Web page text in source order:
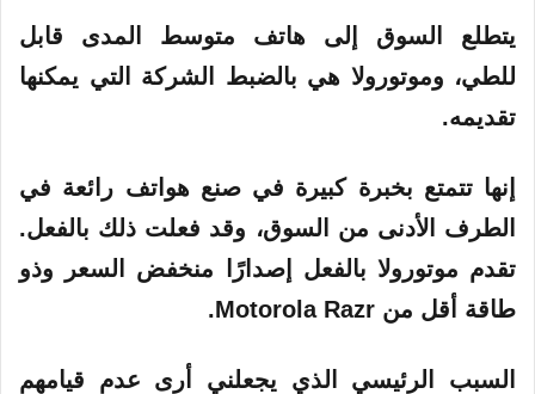
يتطلع السوق إلى هاتف متوسط ​​المدى قابل
للطي، وموتورولا هي بالضبط الشركة التي يمكنها
تقديمه.
إنها تتمتع بخبرة كبيرة في صنع هواتف رائعة في
الطرف الأدنى من السوق، وقد فعلت ذلك بالفعل.
تقدم موتورولا بالفعل إصدارًا منخفض السعر وذو
طاقة أقل من Motorola Razr.
السبب الرئيسي الذي يجعلني أرى عدم قيامهم